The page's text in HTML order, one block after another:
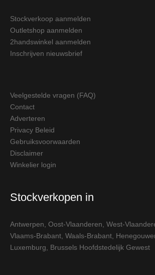
Stockverkoop aanmelden
Outletshop aanmelden
2handswinkel aanmelden
Inschrijven nieuwsbrief
Veelgestelde vragen (FAQ)
Contact
Adverteren
Privacy Beleid
Gebruiksvoorwaarden
Disclaimer
Winkelier login
Stockverkopen in
Antwerpen Oost-Vlaanderen West-
Vlaams-Brabant Waals-Brabant
Luxemburg
Brussels Hoofdstedelijk Gewest